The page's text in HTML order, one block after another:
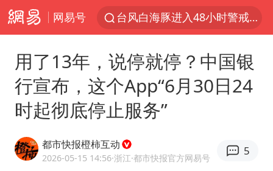
网易号
台风白海豚进入48小时警戒线
台风白海豚影响中国已成定局
佛得角门将亮相智利俱乐部主场
看守所辅警收受10万获刑1年
多地要求领导干部带头休假
用了13年，说停就停？中国银
行宣布，这个App“6月30日24
时起彻底停止服务”
都市快报橙柿互动
2026-05-15 14:56·浙江·都市快报官方网易号
5